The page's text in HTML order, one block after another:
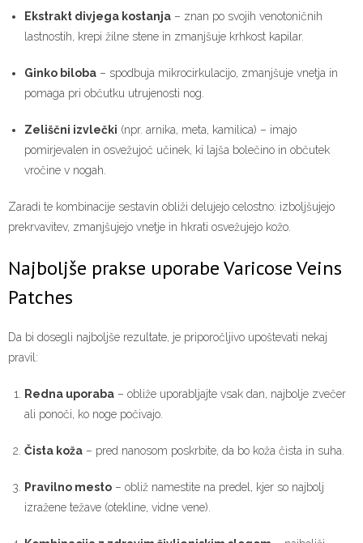
Ekstrakt divjega kostanja – znan po svojih venotoničnih
lastnostih, krepi žilne stene in zmanjšuje krhkost kapilar.
Ginko biloba – spodbuja mikrocirkulacijo, zmanjšuje vnetja in
pomaga pri občutku utrujenosti nog.
Zeliščni izvlečki (npr. arnika, meta, kamilica) – imajo
pomirjevalen in osvežujoč učinek, ki lajša bolečino in občutek
vročine v nogah.
Zaradi te kombinacije sestavin obliži delujejo celostno: izboljšujejo
prekrvavitev, zmanjšujejo vnetje in hkrati osvežujejo kožo.
Najboljše prakse uporabe Varicose Veins
Patches
Da bi dosegli najboljše rezultate, je priporočljivo upoštevati nekaj
pravil:
Redna uporaba – obliže uporabljajte vsak dan, najbolje zvečer
ali ponoči, ko noge počivajo.
Čista koža – pred nanosom poskrbite, da bo koža čista in suha.
Pravilno mesto – obliž namestite na predel, kjer so najbolj
izražene težave (otekline, vidne vene).